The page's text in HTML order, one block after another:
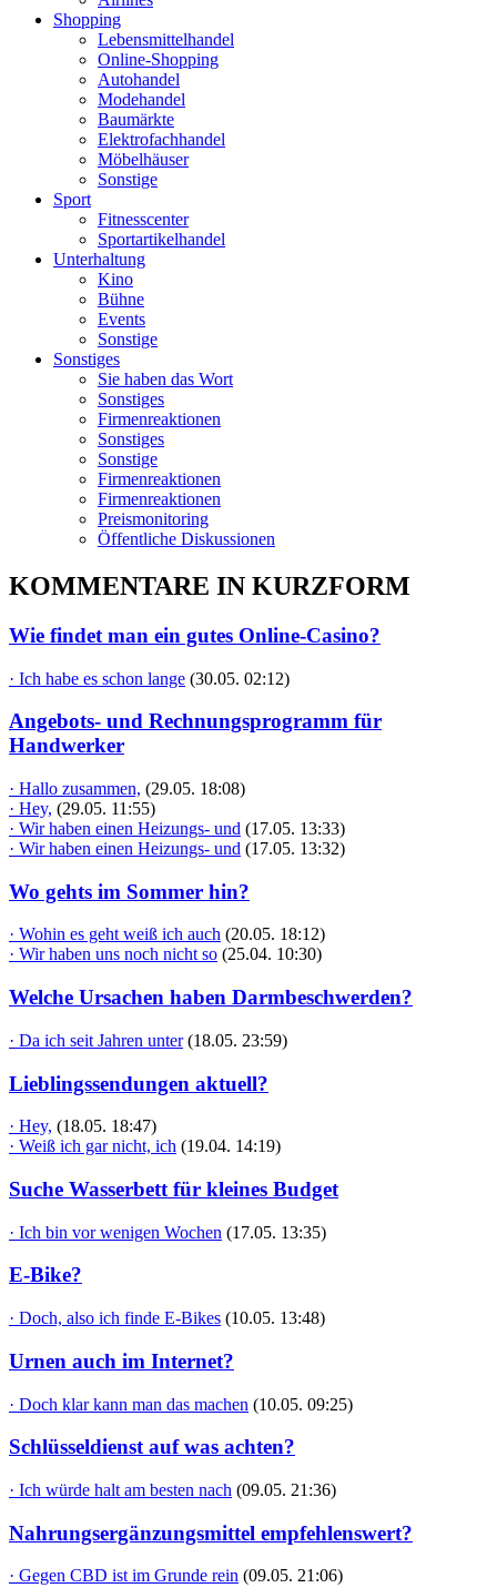
Shopping
Lebensmittelhandel
Online-Shopping
Autohandel
Modehandel
Baumärkte
Elektrofachhandel
Möbelhäuser
Sonstige
Sport
Fitnesscenter
Sportartikelhandel
Unterhaltung
Kino
Bühne
Events
Sonstige
Sonstiges
Sie haben das Wort
Sonstiges
Firmenreaktionen
Sonstiges
Sonstige
Firmenreaktionen
Firmenreaktionen
Preismonitoring
Öffentliche Diskussionen
KOMMENTARE IN KURZFORM
Wie findet man ein gutes Online-Casino?
· Ich habe es schon lange (30.05. 02:12)
Angebots- und Rechnungsprogramm für
Handwerker
· Hallo zusammen, (29.05. 18:08)
· Hey, (29.05. 11:55)
· Wir haben einen Heizungs- und (17.05. 13:33)
· Wir haben einen Heizungs- und (17.05. 13:32)
Wo gehts im Sommer hin?
· Wohin es geht weiß ich auch (20.05. 18:12)
· Wir haben uns noch nicht so (25.04. 10:30)
Welche Ursachen haben Darmbeschwerden?
· Da ich seit Jahren unter (18.05. 23:59)
Lieblingssendungen aktuell?
· Hey, (18.05. 18:47)
· Weiß ich gar nicht, ich (19.04. 14:19)
Suche Wasserbett für kleines Budget
· Ich bin vor wenigen Wochen (17.05. 13:35)
E-Bike?
· Doch, also ich finde E-Bikes (10.05. 13:48)
Urnen auch im Internet?
· Doch klar kann man das machen (10.05. 09:25)
Schlüsseldienst auf was achten?
· Ich würde halt am besten nach (09.05. 21:36)
Nahrungsergänzungsmittel empfehlenswert?
· Gegen CBD ist im Grunde rein (09.05. 21:06)